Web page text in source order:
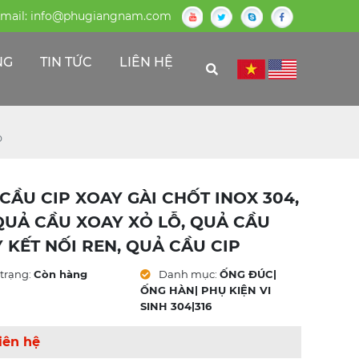
info@phugiangnam.com
TIN TỨC LIÊN HỆ
CIP XOAY GÀI CHỐT INOX 304,
CẦU XOAY XỎ LỖ, QUẢ CẦU
KẾT NỐI REN, QUẢ CẦU CIP
Còn hàng Danh mục: ỐNG ĐÚC|
ỐNG HÀN| PHỤ KIỆN VI
SINH 304|316
hệ